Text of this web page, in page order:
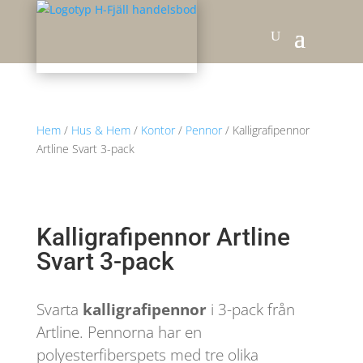
Hem/ Hus & Hem/ Kontor/ Pennor/ Kalligrafipennor
Artline Svart 3-pack
Kalligrafipennor Artline
Svart 3-pack
Svarta kalligrafipennori 3-pack från
Artline. Pennorna har en
polyesterfiberspets med tre olika